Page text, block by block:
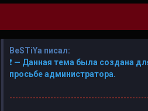
BeSTiYa писал:
❗ — Данная тема была создана
просьбе администратора.